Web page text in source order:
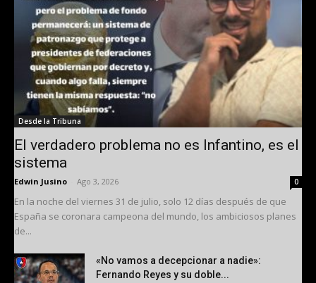
Desde la Tribuna
El verdadero problema no es Infantino, es el
sistema
Edwin Jusino Ago 3, 2026 0
En la noche del viernes 31 de julio, solo 12 días después de que
España se coronara campeona del mundo, los ambiciosos planes
de...
«No vamos a decepcionar a nadie»:
Fernando Reyes y su doble...